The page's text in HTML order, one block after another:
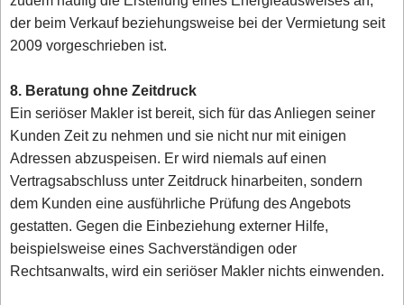
der beim Verkauf beziehungsweise bei der Vermietung seit
2009 vorgeschrieben ist.
8. Beratung ohne Zeitdruck
Ein seriöser Makler ist bereit, sich für das Anliegen seiner
Kunden Zeit zu nehmen und sie nicht nur mit einigen
Adressen abzuspeisen. Er wird niemals auf einen
Vertragsabschluss unter Zeitdruck hinarbeiten, sondern
dem Kunden eine ausführliche Prüfung des Angebots
gestatten. Gegen die Einbeziehung externer Hilfe,
beispielsweise eines Sachverständigen oder
Rechtsanwalts, wird ein seriöser Makler nichts einwenden.